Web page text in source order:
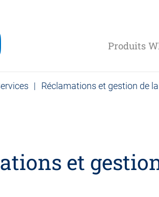
Produits
| Réclamations et gestion de
et